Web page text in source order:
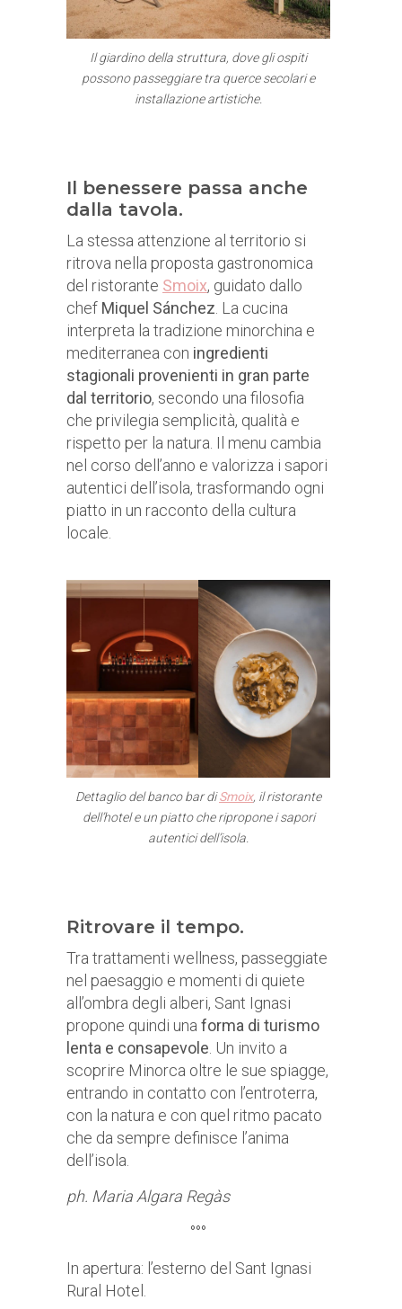
Il giardino della struttura, dove gli ospiti
possono passeggiare tra querce secolari e
installazione artistiche.
Il benessere passa anche
dalla tavola.
La stessa attenzione al territorio si
ritrova nella proposta gastronomica
del ristorante Smoix, guidato dallo
chef Miquel Sánchez . La cucina
interpreta la tradizione minorchina e
mediterranea con ingredienti
stagionali provenienti in gran parte
dal territorio, secondo una filosofia
che privilegia semplicità, qualità e
rispetto per la natura. Il menu cambia
nel corso dell’anno e valorizza i sapori
autentici dell’isola, trasformando ogni
piatto in un racconto della cultura
locale.
Dettaglio del banco bar diSmoix, il ristorante
dell’hotel e un piatto che ripropone i sapori
autentici dell’isola.
Ritrovare il tempo.
Tra trattamenti wellness, passeggiate
nel paesaggio e momenti di quiete
all’ombra degli alberi, Sant Ignasi
propone quindi una forma di turismo
lenta e consapevole . Un invito a
scoprire Minorca oltre le sue spiagge,
entrando in contatto con l’entroterra,
con la natura e con quel ritmo pacato
che da sempre definisce l’anima
dell’isola.
ph. Maria Algara Regàs
°°°
In apertura: l’esterno del Sant Ignasi
Rural Hotel.